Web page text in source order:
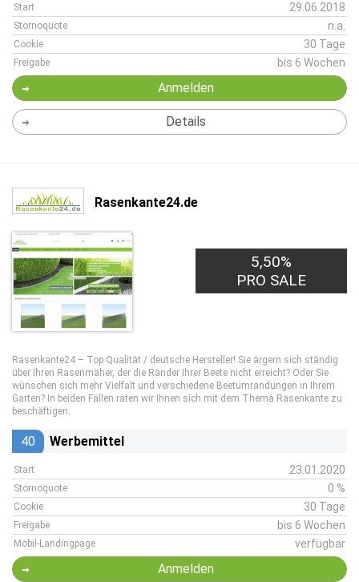
Start 29.06.2018
Stornoquote n.a.
Cookie 30 Tage
Freigabe bis 6 Wochen
Anmelden
Details
Rasenkante24.de
5,50%
PRO SALE
Rasenkante24 – Top Qualität / deutsche Hersteller! Sie ärgern sich ständig
über Ihren Rasenmäher, der die Ränder Ihrer Beete nicht erreicht? Oder Sie
wünschen sich mehr Vielfalt und verschiedene Beetumrandungen in Ihrem
Garten? In beiden Fällen raten wir Ihnen sich mit dem Thema Rasenkante zu
beschäftigen.
40 Werbemittel
Start 23.01.2020
Stornoquote 0 %
Cookie 30 Tage
Freigabe bis 6 Wochen
Mobil-Landingpage verfügbar
Anmelden